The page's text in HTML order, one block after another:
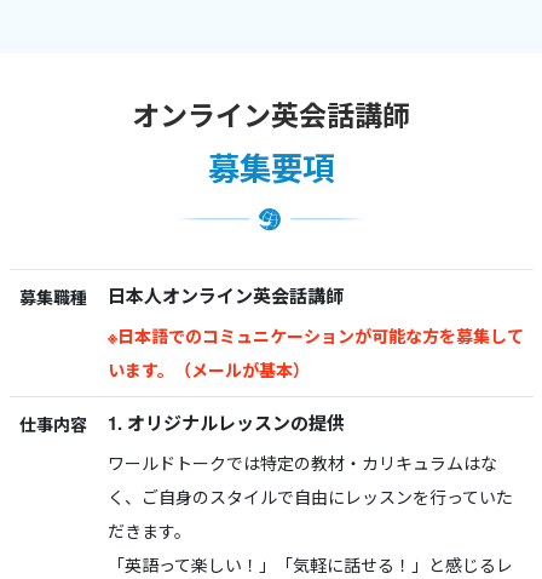
オンライン英会話講師
募集要項
募集職種 日本人オンライン英会話講師
※日本語でのコミュニケーションが可能な方を募集して
います。（メールが基本）
仕事内容 1. オリジナルレッスンの提供
ワールドトークでは特定の教材・カリキュラムはな
く、ご自身のスタイルで自由にレッスンを行っていた
だきます。
「英語って楽しい！」「気軽に話せる！」と感じるレ